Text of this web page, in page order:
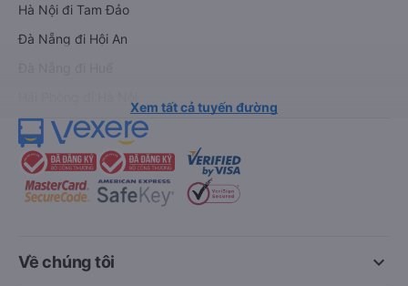
Hà Nội đi Tam Đảo
Đà Nẵng đi Hội An
Xem tất cả tuyến đường
keyboard_arrow_down
Về chúng tôi